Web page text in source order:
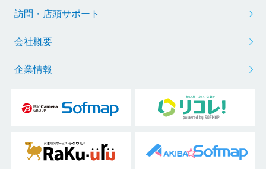
訪問・店頭サポート
会社概要
企業情報